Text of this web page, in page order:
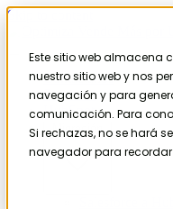
Este sitio web almacena
nuestro sitio web y nos
navegación y para
comunicación. Para
Si rechazas, no se hará
navegador para
Skip to content
Contáctanos
Servicios
HubSpot
Migración